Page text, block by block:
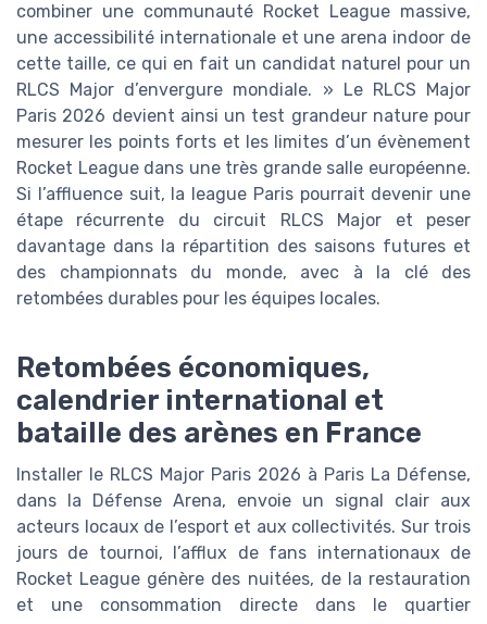
combiner une communauté Rocket League massive,
une accessibilité internationale et une arena indoor de
cette taille, ce qui en fait un candidat naturel pour un
RLCS Major d’envergure mondiale. » Le RLCS Major
Paris 2026 devient ainsi un test grandeur nature pour
mesurer les points forts et les limites d’un évènement
Rocket League dans une très grande salle européenne.
Si l’affluence suit, la league Paris pourrait devenir une
étape récurrente du circuit RLCS Major et peser
davantage dans la répartition des saisons futures et
des championnats du monde, avec à la clé des
retombées durables pour les équipes locales.
Retombées économiques,
calendrier international et
bataille des arènes en France
Installer le RLCS Major Paris 2026 à Paris La Défense,
dans la Défense Arena, envoie un signal clair aux
acteurs locaux de l’esport et aux collectivités. Sur trois
jours de tournoi, l’afflux de fans internationaux de
Rocket League génère des nuitées, de la restauration
et une consommation directe dans le quartier